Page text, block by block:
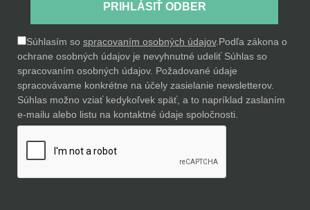
PRIHLÁSIŤ ODBER
Súhlasím so spracovaním osobných údajov. Podľa zákona o
ochrane osobných údajov je nevyhnutné udeliť Súhlas so
spracovaním osobných údajov. Požadované údaje
spracovávame konkrétne na účely zasielanie newsletterov.
Súhlas možno vziať kedykoľvek späť, a to napríklad zaslaním
e-mailu alebo listu na kontaktné údaje spoločnosti.